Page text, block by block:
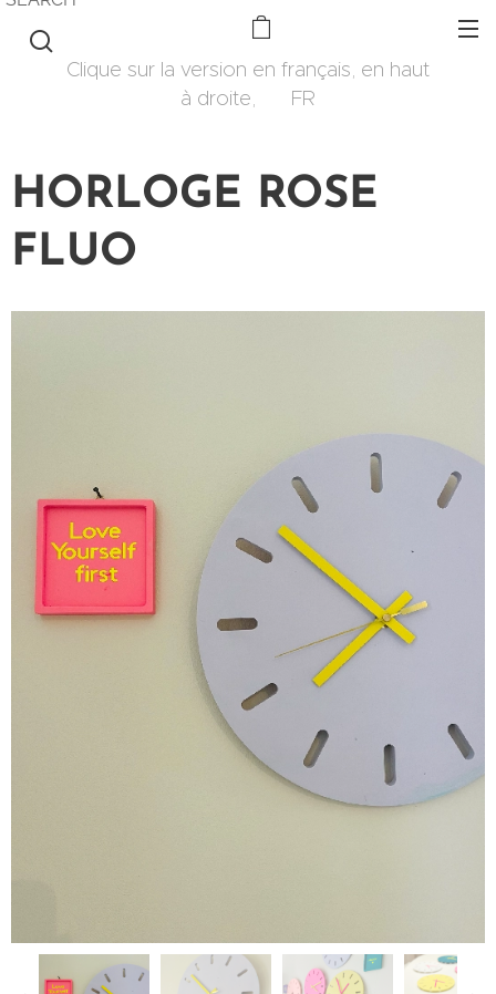
Clique sur la version en français, en haut
à droite, 🇫🇷 FR
HORLOGE ROSE
FLUO